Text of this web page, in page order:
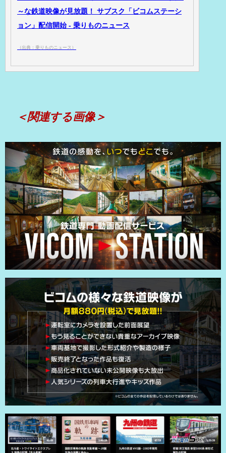
～な鉄道映像が見放題！ サブスク「ビコムステーシ
ョン」配信開始 - 乗りものニュース
（出典：乗りものニュース）
＜関連する画像＞